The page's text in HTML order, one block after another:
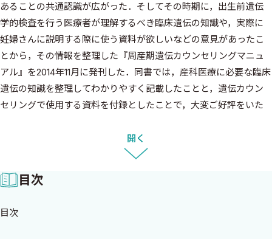
あることの共通認識が広がった．そしてその時期に，出生前遺伝
学的検査を行う医療者が理解するべき臨床遺伝の知識や，実際に
妊婦さんに説明する際に使う資料が欲しいなどの意見があったこ
とから，その情報を整理した『周産期遺伝カウンセリングマニュ
アル』を2014年11月に発刊した．同書では，産科医療に必要な臨床
遺伝の知識を整理してわかりやすく記載したことと，遺伝カウン
セリングで使用する資料を付録としたことで，大変ご好評をいた
の皆様に臨床の場でご活用いただいている．
一方，婦人科領域のがん診療においても遺伝カウンセリングは
重要である．2013年にハリウッド女優が，遺伝性乳がん卵巣がん
症候群に対するリスク低減乳房切除を告白したことから，遺伝性
遺伝学的検査やPrecision medicineとしての治療法選択のための遺
開く
目次
目次